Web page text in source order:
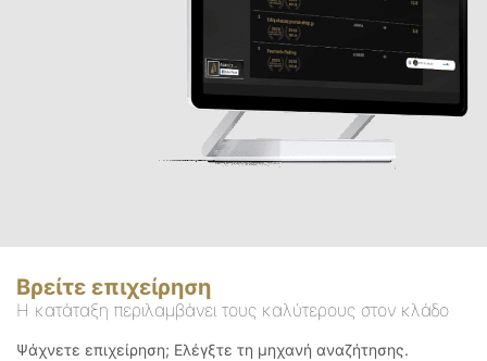
Βρείτε επιχείρηση
Η κατάταξη περιλαμβάνει τους καλύτερους στον κλάδο
Ψάχνετε επιχείρηση; Ελέγξτε τη μηχανή αναζήτησης.